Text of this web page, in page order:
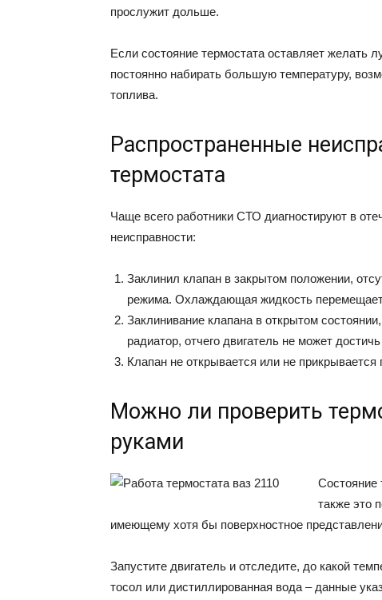
прослужит дольше.
Если состояние термостата оставляет желать
постоянно набирать большую температуру,
топлива.
Распространенные
термостата
Чаще всего работники СТО диагностируют в
неисправности:
Заклинил клапан в закрытом положении,
режима. Охлаждающая жидкость
Заклинивание клапана в открытом
радиатор, отчего двигатель не может
Клапан не открывается или не прикрывается
Можно ли проверить
руками
Состояние
также это
имеющему хотя бы поверхностное
Запустите двигатель и отследите, до какой
тосол или дистиллированная вода – данные